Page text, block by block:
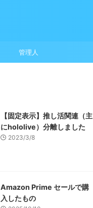
管理人
【固定表示】推し活関連（主
にhololive）分離しました
2023/3/8
Amazon Prime セールで購
入したもの